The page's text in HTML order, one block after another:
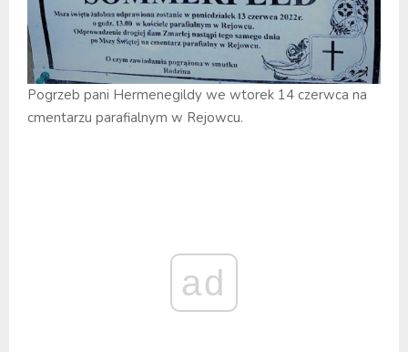
Pogrzeb pani Hermenegildy we wtorek 14 czerwca na
cmentarzu parafialnym w Rejowcu.
ad